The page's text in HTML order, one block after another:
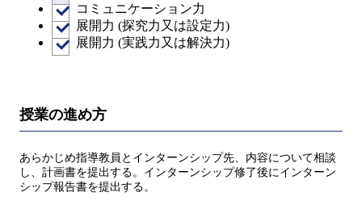
コミュニケーション力
展開力 (探究力又は設定力)
展開力 (実践力又は解決力)
授業の進め方
あらかじめ指導教員とインターンシップ先、内容について相談
し、計画書を提出する。インターンシップ修了後にインターン
シップ報告書を提出する。